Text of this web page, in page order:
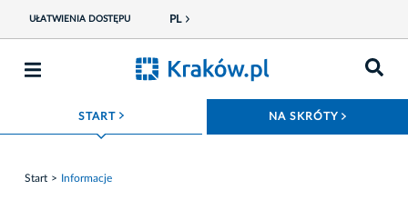
UŁATWIENIA DOSTĘPU PL
START ROZWIŃ MENU NA SKRÓTY
Start Informacje